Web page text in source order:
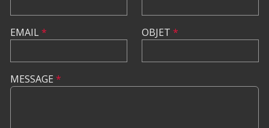
EMAIL* OBJET *
MESSAGE *